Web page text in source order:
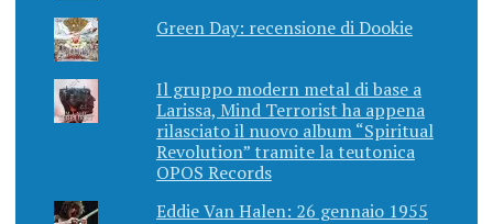
Green Day: recensione di Dookie
Il gruppo modern metal di base a
Larissa, Mind Terrorist ha appena
rilasciato il nuovo album “Spiritual
Revolution” tramite la teutonica
OPOS Records
Eddie Van Halen: 26 gennaio 1955